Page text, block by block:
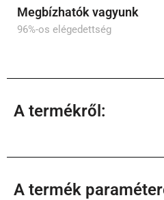
Megbízhatók vagyunk
96%-os elégedettség
A termékről:
A termék